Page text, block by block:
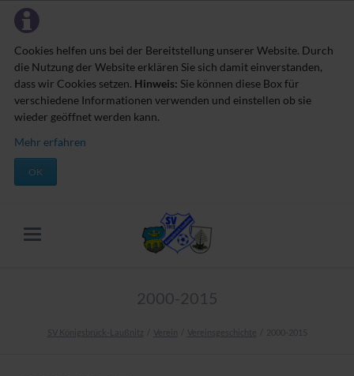
Cookies helfen uns bei der Bereitstellung unserer Website. Durch
die Nutzung der Website erklären Sie sich damit einverstanden,
dass wir Cookies setzen. Hinweis: Sie können diese Box für
verschiedene Informationen verwenden und einstellen ob sie
wieder geöffnet werden kann.
Mehr erfahren
OK
2000-2015
SV Königsbrück-Laußnitz Verein Vereinsgeschichte 2000-2015